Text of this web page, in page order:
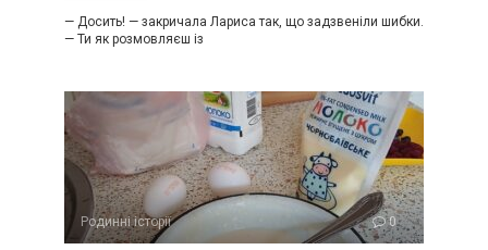
— Досить! — закричала Лариса так, що задзвеніли шибки.
— Ти як розмовляєш із
Родинні історії 0